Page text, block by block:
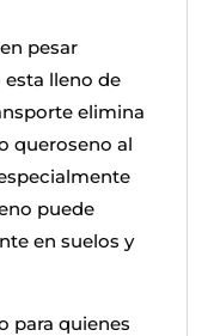
pesar
lleno de
elimina
queroseno al
puede
en suelos y
para quienes